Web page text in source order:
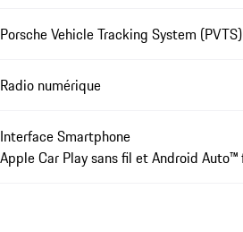
Porsche Vehicle Tracking System (PVTS)
Radio numérique
Interface Smartphone
Apple Car Play sans fil et Android Auto™